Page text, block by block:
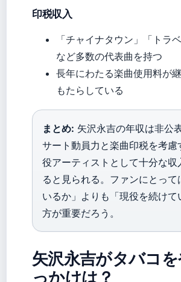
印税収入
「チャイナタウン」「トラ
など多数の代表曲を持つ
長年にわたる楽曲使用料が
もたらしている
まとめ: 矢沢永吉の年収は非公
サート動員力と楽曲印税を考慮
役アーティストとして十分な収
ると見られる。ファンにとって
いるか」よりも「現役を続けて
方が重要だろう。
矢沢永吉がタバコ
っかけは？